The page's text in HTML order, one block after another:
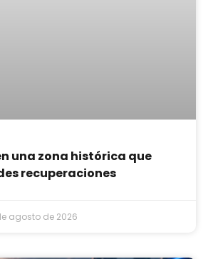
una zona histórica que
recuperaciones
agosto de 2026